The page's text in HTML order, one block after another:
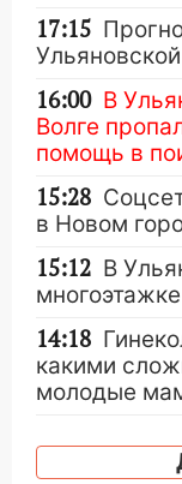
17:15
16:00 В
Волге
помощь в
15:28
в Новом
15:12 В
многоэтажке
14:18
какими
молодые